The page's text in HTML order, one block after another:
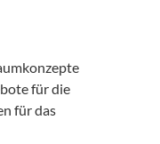
für die
für das